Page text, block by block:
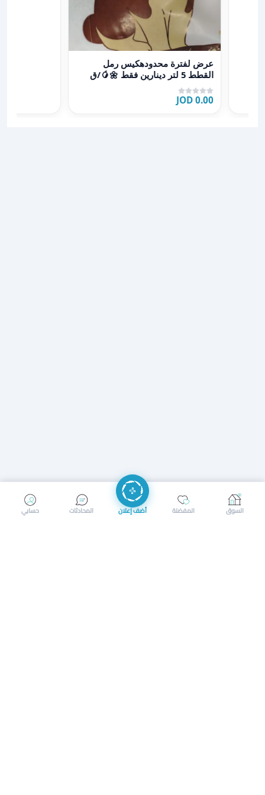
عرض تفاصيل عرض لفترة محدودهكيس رمل القطط 5 لتر دينارين فقط 🌼🥭/ق ط١
عرض لفترة محدودهكيس رمل
القطط 5 لتر دينارين فقط 🌼🥭/ق
ط١
0.00 JOD
إرسال رسالة إجراء مكالمة
حسابي المحادثات أضف إعلان المفضلة السوق